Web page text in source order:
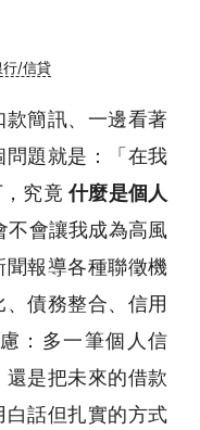
行/信貸
簡訊、一邊看著
題就是：「在我
，究竟什麼是個人
不會讓我成為高風
報導各種聯徵機
債務整合、信用
：多一筆個人信
是把未來的借款
話但扎實的方式